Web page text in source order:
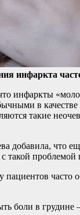
инфаркта
инфаркты
в
такие
что
проблемой
в грудине